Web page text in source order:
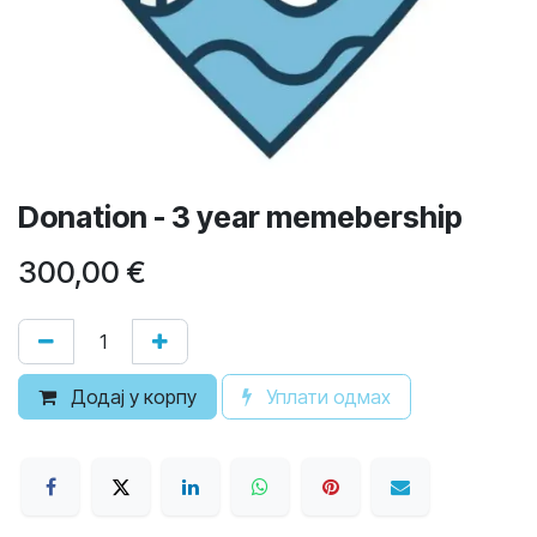
Donation - 3 year memebership
300,00 €
Додај у корпу Уплати одмах